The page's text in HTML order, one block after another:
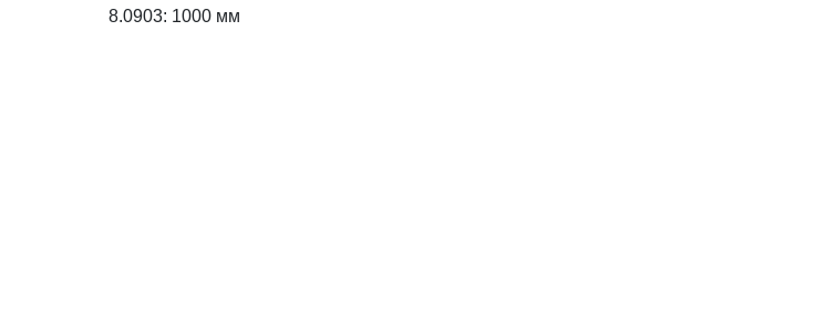
8.0903: 1000 мм